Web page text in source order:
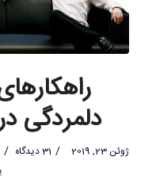
دلمردگی
ژوئن 23, 2019 / 31 دیدگاه /